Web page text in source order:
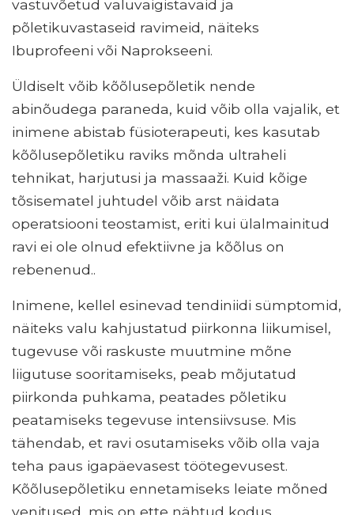
vastuvõetud valuvaigistavaid ja
põletikuvastaseid ravimeid, näiteks
Ibuprofeeni või Naprokseeni.
Üldiselt võib kõõlusepõletik nende
abinõudega paraneda, kuid võib olla vajalik, et
inimene abistab füsioterapeuti, kes kasutab
kõõlusepõletiku raviks mõnda ultraheli
tehnikat, harjutusi ja massaaži. Kuid kõige
tõsisematel juhtudel võib arst näidata
operatsiooni teostamist, eriti kui ülalmainitud
ravi ei ole olnud efektiivne ja kõõlus on
rebenenud..
Inimene, kellel esinevad tendiniidi sümptomid,
näiteks valu kahjustatud piirkonna liikumisel,
tugevuse või raskuste muutmine mõne
liigutuse sooritamiseks, peab mõjutatud
piirkonda puhkama, peatades põletiku
peatamiseks tegevuse intensiivsuse. Mis
tähendab, et ravi osutamiseks võib olla vaja
teha paus igapäevasest töötegevusest.
Kõõlusepõletiku ennetamiseks leiate mõned
venitused, mis on ette nähtud kodus